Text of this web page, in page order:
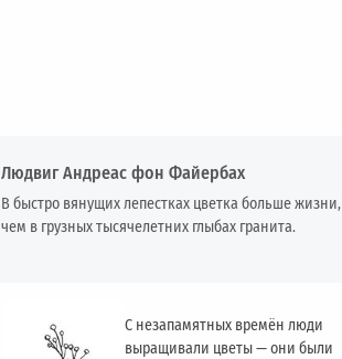
Людвиг Андреас фон Файербах
В быстро вянущих лепестках цветка больше жизни,
чем в грузных тысячелетних глыбах гранита.
С незапамятных времён люди
выращивали цветы — они были